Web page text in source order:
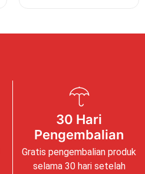
30 Hari
Pengembalian
Gratis pengembalian produk
selama 30 hari setelah